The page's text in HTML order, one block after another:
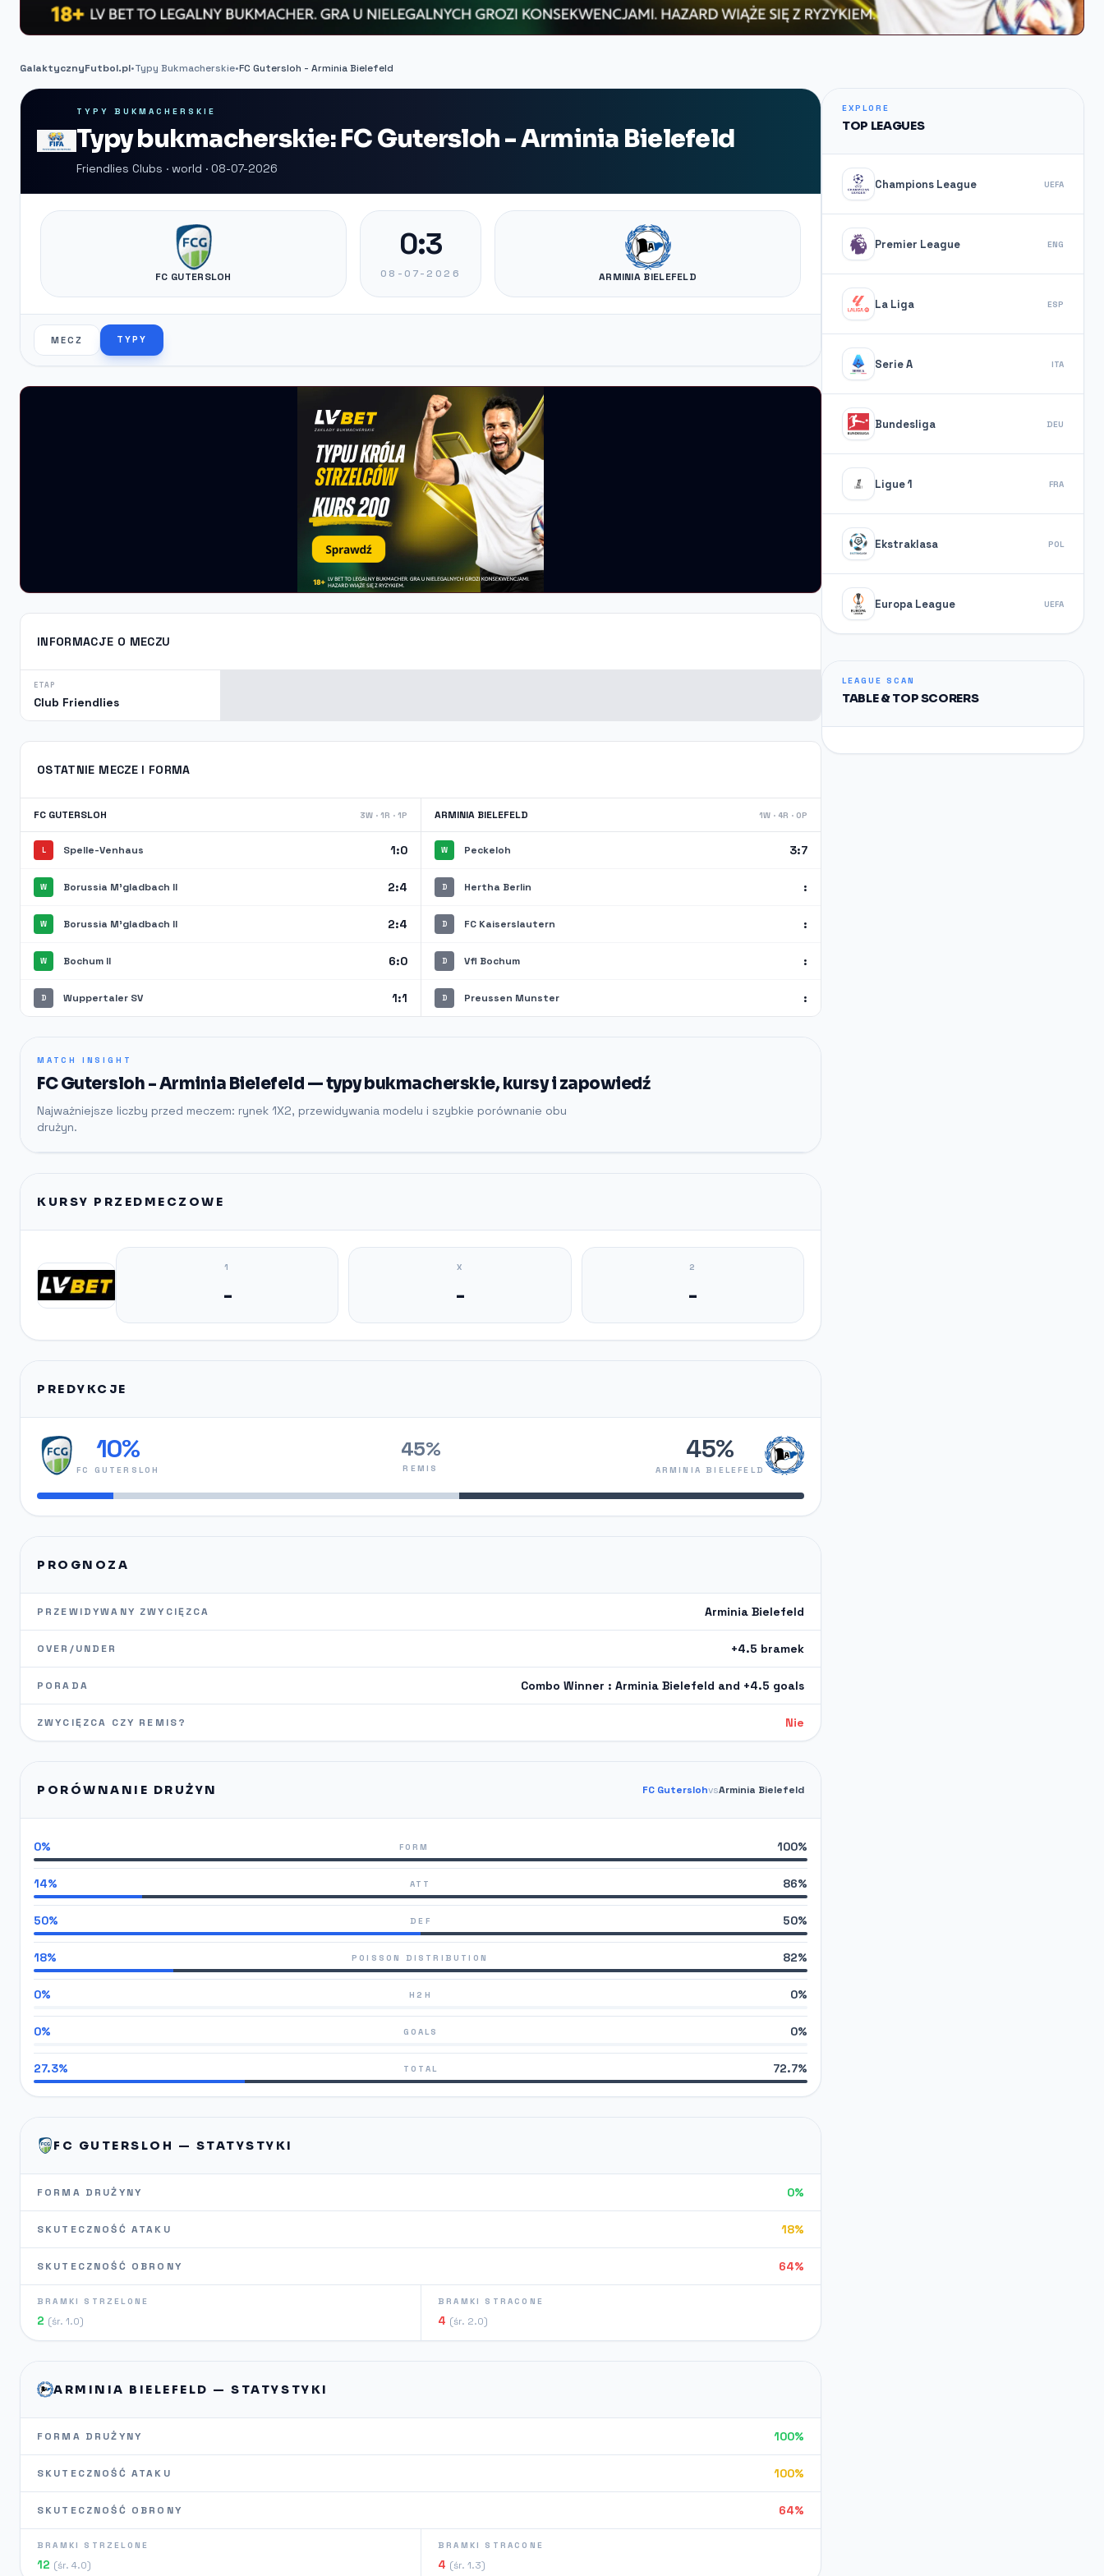
GalaktycznyFutbol.pl•Typy Bukmacherskie•FC Gutersloh - Arminia Bielefeld
TYPY BUKMACHERSKIE
Typy bukmacherskie: FC Gutersloh - Arminia Bielefeld
Friendlies Clubs · world · 08-07-2026
FC GUTERSLOH
0:3
08-07-2026 ARMINIA BIELEFELD
MECZ TYPY
INFORMACJE O MECZU
ETAP
Club Friendlies
OSTATNIE MECZE I FORMA
FC GUTERSLOH 3W · 1R · 1P
L Spelle-Venhaus 1:0
W Borussia M'gladbach II 2:4
W Borussia M'gladbach II 2:4
W Bochum II 6:0
D Wuppertaler SV 1:1
ARMINIA BIELEFELD 1W · 4R · 0P
W Peckeloh 3:7
D Hertha Berlin :
D FC Kaiserslautern :
D Vfl Bochum :
D Preussen Munster :
MATCH INSIGHT
FC Gutersloh - Arminia Bielefeld — typy bukmacherskie, kursy i zapowiedź
Najważniejsze liczby przed meczem: rynek 1X2, przewidywania modelu i szybkie porównanie obu
drużyn.
KURSY PRZEDMECZOWE
1
-
X
-
2
-
PREDYKCJE
10%
FC GUTERSLOH
45%
REMIS
45%
ARMINIA BIELEFELD
PROGNOZA
PRZEWIDYWANY ZWYCIĘZCA Arminia Bielefeld
OVER/UNDER +4.5 bramek
PORADA Combo Winner : Arminia Bielefeld and +4.5 goals
ZWYCIĘZCA CZY REMIS? Nie
PORÓWNANIE DRUŻYN FC GuterslohvsArminia Bielefeld
0% FORM 100%
14% ATT 86%
50% DEF 50%
18% POISSON DISTRIBUTION 82%
0% H2H 0%
0% GOALS 0%
27.3% TOTAL 72.7%
FC GUTERSLOH — STATYSTYKI
FORMA DRUŻYNY 0%
SKUTECZNOŚĆ ATAKU 18%
SKUTECZNOŚĆ OBRONY 64%
BRAMKI STRZELONE
2 (śr. 1.0)
BRAMKI STRACONE
4 (śr. 2.0)
ARMINIA BIELEFELD — STATYSTYKI
FORMA DRUŻYNY 100%
SKUTECZNOŚĆ ATAKU 100%
SKUTECZNOŚĆ OBRONY 64%
BRAMKI STRZELONE
12 (śr. 4.0)
BRAMKI STRACONE
4 (śr. 1.3)
EXPLORE
TOP LEAGUES
Champions League UEFA
Premier League ENG
La Liga ESP
Serie A ITA
Bundesliga DEU
Ligue 1 FRA
Ekstraklasa POL
Europa League UEFA
LEAGUE SCAN
TABLE & TOP SCORERS